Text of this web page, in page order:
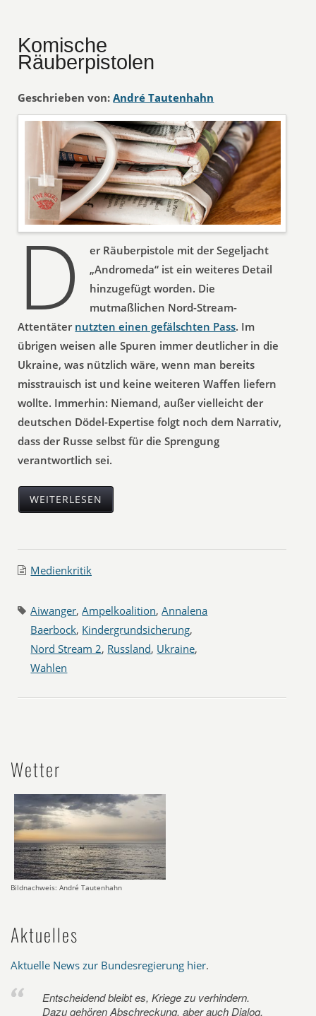
Komische
Räuberpistolen
Geschrieben von: André Tautenhahn
D
er Räuberpistole mit der Segeljacht
„Andromeda“ ist ein weiteres Detail
hinzugefügt worden. Die
mutmaßlichen Nord-Stream-
Attentäter nutzten einen gefälschten Pass. Im
übrigen weisen alle Spuren immer deutlicher in die
Ukraine, was nützlich wäre, wenn man bereits
misstrauisch ist und keine weiteren Waffen liefern
wollte. Immerhin: Niemand, außer vielleicht der
deutschen Dödel-Expertise folgt noch dem Narrativ,
dass der Russe selbst für die Sprengung
verantwortlich sei.
WEITERLESEN
Medienkritik
Aiwanger,Ampelkoalition,Annalena
Baerbock, Kindergrundsicherung,
Nord Stream 2, Russland, Ukraine,
Wahlen
Wetter
Bildnachweis: André Tautenhahn
Aktuelles
Aktuelle News zur Bundesregierung hier.
Entscheidend bleibt es, Kriege zu verhindern.
Dazu gehören Abschreckung, aber auch Dialog.